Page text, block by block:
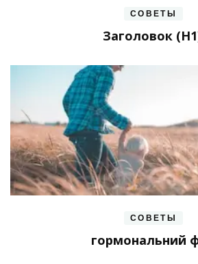
СОВЕТЫ
Заголовок
СОВЕТЫ
гормональний